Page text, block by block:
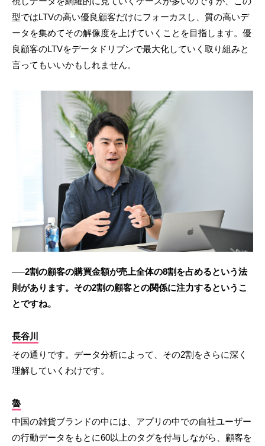
型ではLTVの高い優良顧客だけにフォーカスし、質の高いデ
ータを集めてその解像度を上げていくことを目指します。優
良顧客のLTVをデータドリブンで最大化していく取り組みと
言ってもいいかもしれません。
──2割の顧客の購買金額が売上全体の8割を占めるという法
則があります。その2割の顧客との関係に注力するというこ
とですね。
長谷川
その通りです。データ分析によって、その2割をさらに深く
理解していくわけです。
魯
中国の雑貨ブランドの中には、アプリの中での自社ユーザー
の行動データをもとに60以上のタグを付与しながら、顧客を